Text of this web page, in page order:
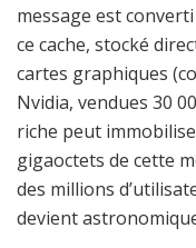
message est
ce cache, stocké
cartes graphiques
Nvidia, vendues 30
riche peut
gigaoctets de cette
des millions
devient